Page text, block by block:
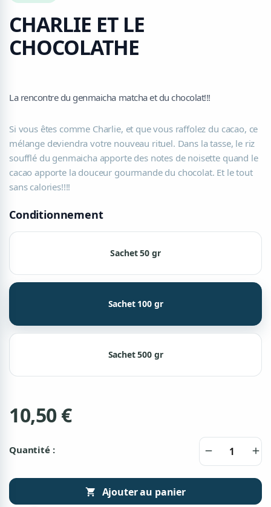
CHARLIE ET LE
CHOCOLATHE
La rencontre du genmaicha matcha et du chocolat!!!
Si vous êtes comme Charlie, et que vous raffolez du cacao, ce
mélange deviendra votre nouveau rituel. Dans la tasse, le riz
soufflé du genmaicha apporte des notes de noisette quand le
cacao apporte la douceur gourmande du chocolat. Et le tout
sans calories!!!!
Conditionnement
Sachet 50 gr
Sachet 100 gr
Sachet 500 gr
10,50 €
Quantité : remove add
 Ajouter au panier